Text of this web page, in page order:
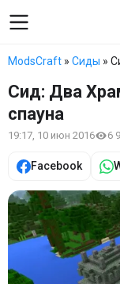
ModsCraft » Сиды »
Сид: Два
спауна
19:17, 10 июн 2016 6
Facebook